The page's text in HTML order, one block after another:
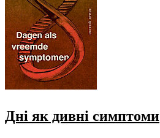
Дні як дивні симптоми